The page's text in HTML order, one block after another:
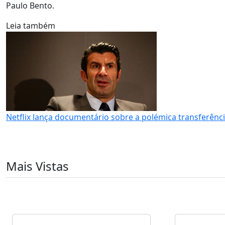
Paulo Bento.
Leia também
Netflix lança documentário sobre a polémica
Mais Vistas